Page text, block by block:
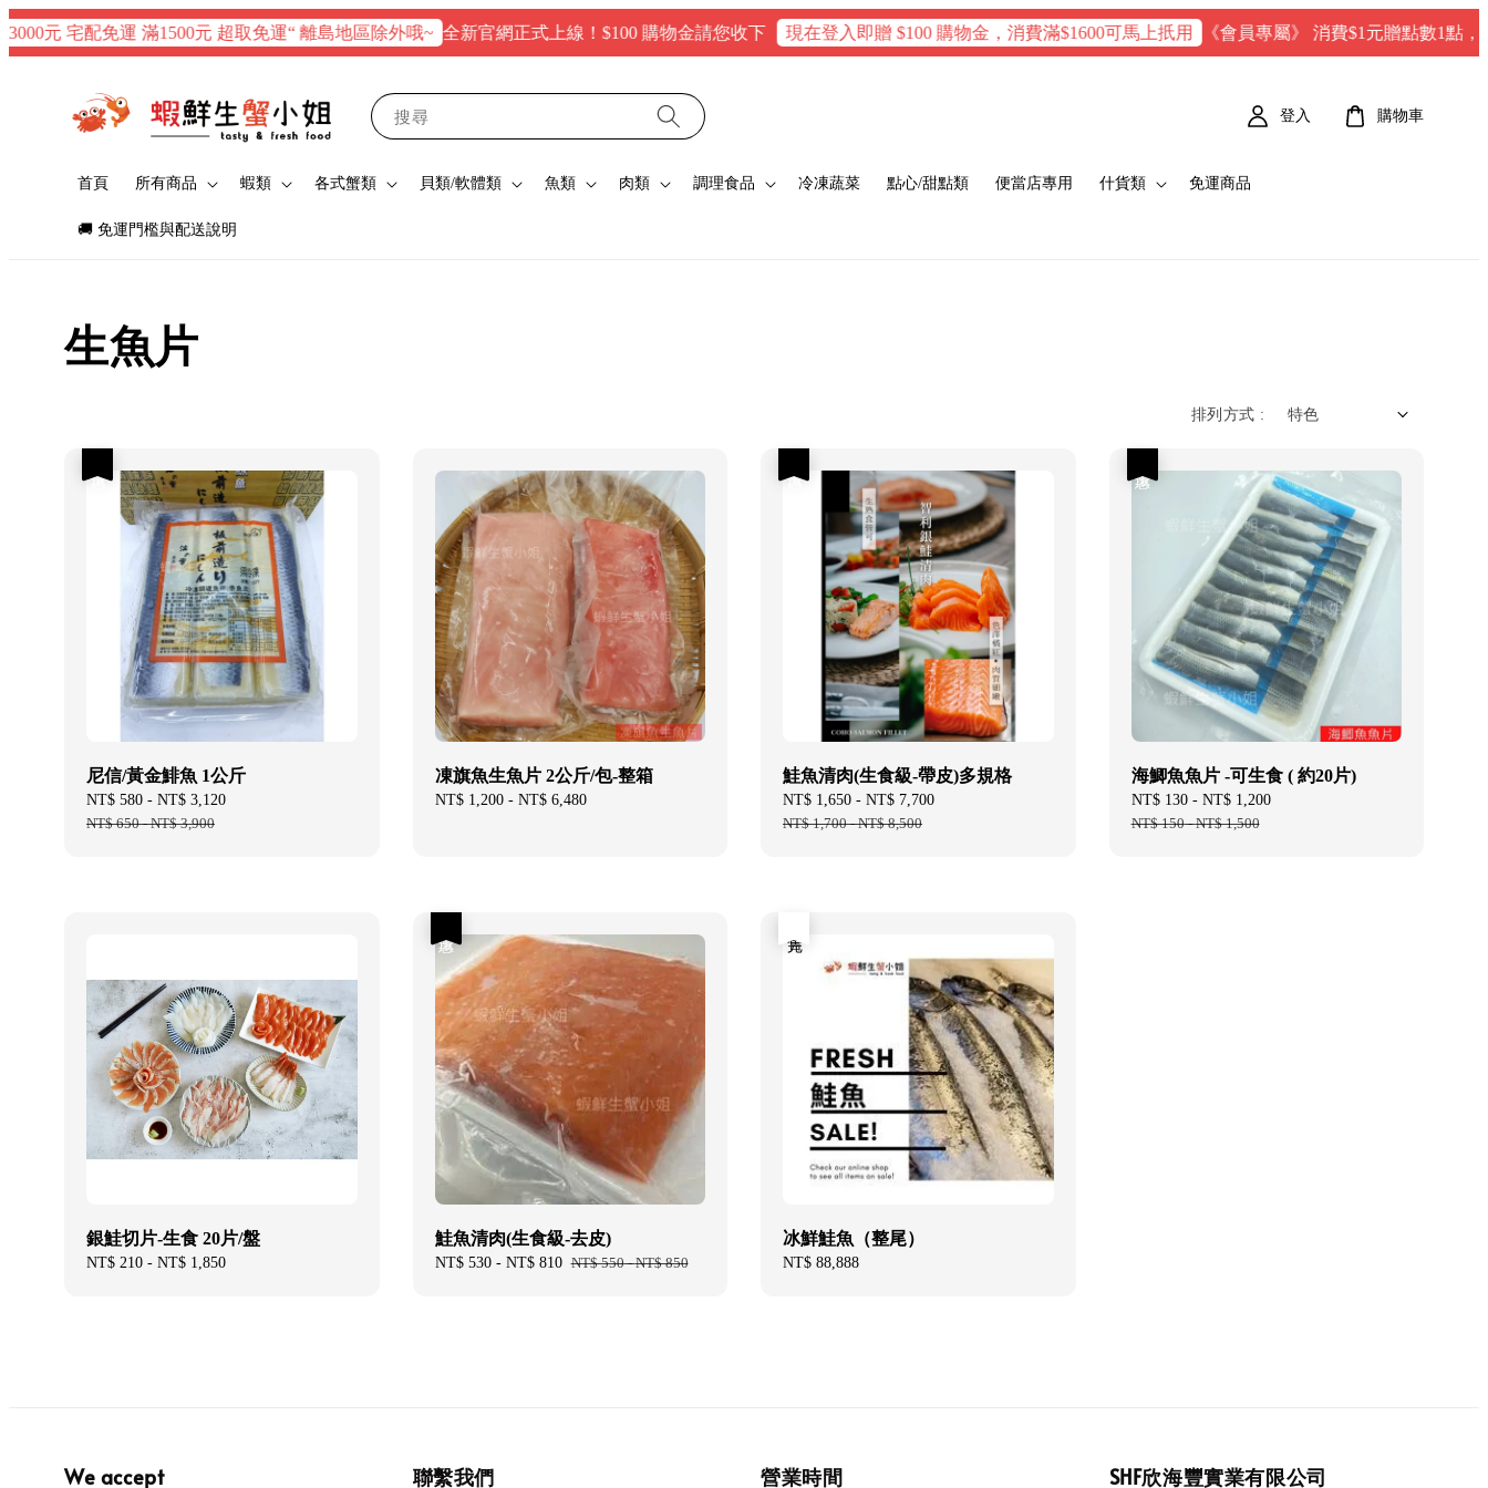
元 宅配免運 滿1500元 超取免運“ 離島地區除外哦~ 全新官網正式上線！$100 購物金請您收下 現在登入即贈 $100 購物金，消費滿$1600可馬上扺用 《會員專屬》 消費$1元贈點數1點，每
搜尋
首頁 所有商品 蝦類 各式蟹類 貝類/軟體類 魚類 肉類 調理食品 冷凍蔬菜 點心/甜點類 便當店專用 什貨類 免運商品
🚚 免運門檻與配送說明
登入 購物車
生魚片
排列方式 :
尼信/黃金鯡魚 1公斤
Sale
price
NT$ 580 - NT$ 3,120
NT$ 650-NT$ 3,900
凍旗魚生魚片 2公斤/包-整箱
Regular
NT$ 1,200- NT$ 6,480
鮭魚清肉(生食級-帶皮)多規格
Sale
price
NT$ 1,650 - NT$ 7,700
NT$ 1,700-NT$ 8,500
海鯽魚魚片 -可生食 ( 約20片)
Sale
price
NT$ 130- NT$ 1,200
NT$ 150-NT$ 1,500
銀鮭切片-生食 20片/盤
Regular
NT$ 210 - NT$ 1,850
鮭魚清肉(生食級-去皮)
Sale
NT$ 530- NT$ 810 Regular
NT$ 550-NT$ 850
冰鮮鮭魚（整尾）
Regular
NT$ 88,888
We accept 聯繫我們 營業時間 SHF欣海豐實業有限公司